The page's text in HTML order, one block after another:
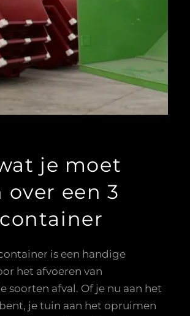
je moet
over een 3
is een handige
het afvoeren van
soorten afval. Of je nu aan het
je tuin aan het opruimen